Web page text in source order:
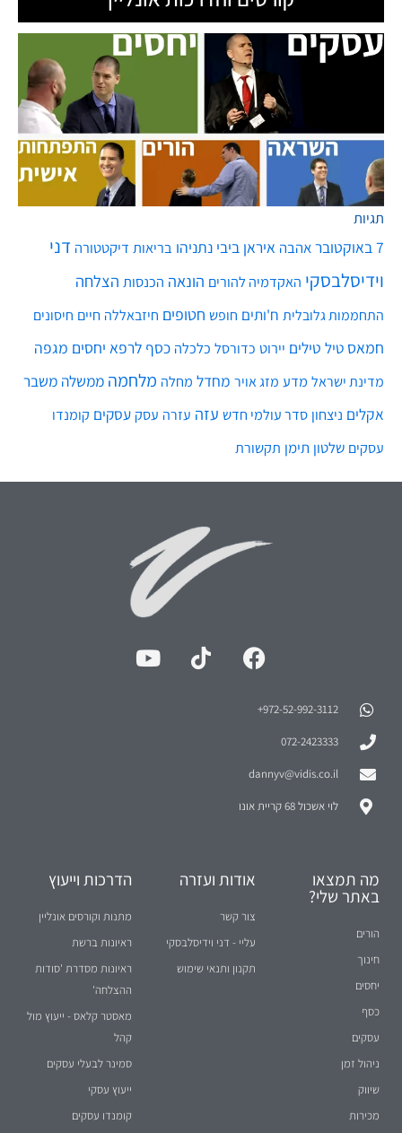
תגיות
7 באוקטובר אהבה איראן ביבי נתניהו בריאות דיקטטורה דני
וידיסלבסקי האקדמיה להורים הונאה הכנסות הצלחה
התחממות גלובלית ח'ותים חופש חטופים חיזבאללה חיים חיסונים
חמאס טיל טילים יירוט כדורסל כלכלה כסף לרפא יחסים מגפה
מדינת ישראל מדע מזג אויר מחדל מחלה מלחמה ממשלה משבר
אקלים ניצחון סדר עולמי חדש עזה עזרה עסק עסקים קומנדו
עסקים שלטון תימן תקשורת
972-52-992-3112⁩+
072-2423333
dannyv@vidis.co.il
לוי אשכול 68 קריית אונו
מה תמצאו
באתר שלי?
הורים
חינוך
יחסים
כסף
עסקים
ניהול זמן
שיווק
מכירות
אודות ועזרה
צור קשר
עליי - דני וידיסלבסקי
תקנון ותנאי שימוש
הדרכות וייעוץ
מתנות וקורסים אונליין
ראיונות ברשת
ראיונות מסדרת 'סודות
ההצלחה'
מאסטר קלאס - ייעוץ מול
קהל
סמינר לבעלי עסקים
ייעוץ עסקי
קומנדו עסקים